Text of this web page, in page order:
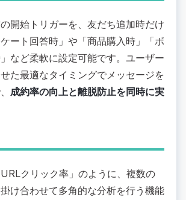
開始トリガーを、友だち追加時だけ
ート回答時」や「商品購入時」「ボ
など柔軟に設定可能です。ユーザー
た最適なタイミングでメッセージを
成約率の向上と離脱防止を同時に実
URLクリック率」のように、複数の
け合わせて多角的な分析を行う機能